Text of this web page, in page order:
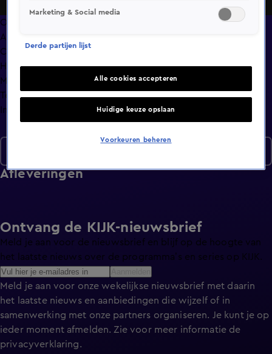
Overzicht
Afleveringen
Clips
Hoe is het nu met?
Macdate met Nick Eshuis
Terugblik
Info
Afleveringen
Ontvang de KIJK-nieuwsbrief
Meld je aan voor de nieuwsbrief en blijf op de hoogte van
het laatste nieuws over de programma’s en series op KIJK.
Meld je aan voor onze wekelijkse nieuwsbrief met daarin
het laatste nieuws en aanbiedingen die wijzelf of in
samenwerking met onze partners organiseren. Je kunt je op
ieder moment afmelden. Zie voor meer informatie de
privacyverklaring.
Marketing & Social media
Derde partijen lijst
Alle cookies accepteren
Huidige keuze opslaan
Voorkeuren beheren